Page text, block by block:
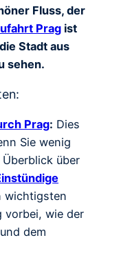
Fluss, der
Prag ist
Stadt aus
sehen.
Prag: Dies
Sie wenig
über
wichtigsten
vorbei, wie der
dem